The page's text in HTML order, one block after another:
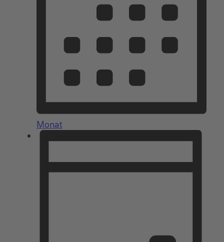
Monat